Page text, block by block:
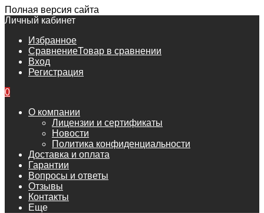
Полная версия сайта
Личный кабинет
Избранное
СравнениеТовар в сравнении
Вход
Регистрация
0
О компании
Лицензии и сертификаты
Новости
Политика конфиденциальности
Доставка и оплата
Гарантии
Вопросы и ответы
Отзывы
Контакты
Еще